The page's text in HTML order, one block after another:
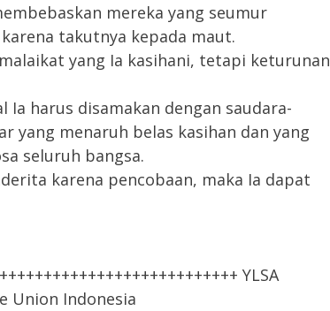
mereka yang seumur
takutnya kepada maut.
yang Ia kasihani, tetapi keturunan
Ia harus disamakan dengan saudara-
yang menaruh belas kasihan dan yang
seluruh bangsa.
karena pencobaan, maka Ia dapat
YLSA
Union Indonesia